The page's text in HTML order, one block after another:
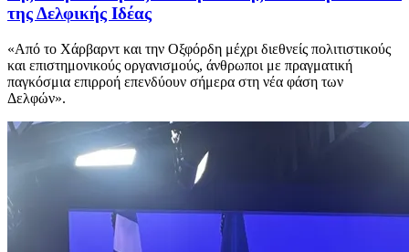
της Δελφικής Ιδέας
«Από το Χάρβαρντ και την Οξφόρδη μέχρι διεθνείς πολιτιστικούς
και επιστημονικούς οργανισμούς, άνθρωποι με πραγματική
παγκόσμια επιρροή επενδύουν σήμερα στη νέα φάση των
Δελφών».